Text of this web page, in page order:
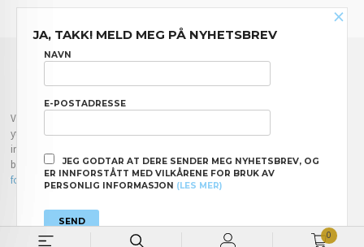
0
FRAKT
NYHETSBREV
Vår nettbutikk bruker cookies slik at du får en bedre kjøpsopplevelse og vi kan
yte deg bedre service. Vi bruker cookies hovedsaklig til å lagre
innloggingsdetaljer og huske hva du har puttet i handlekurven din. Fortsett å
bruke siden som normalt om du godtar dette.Les merellerendre innstillinger
for cookies.
×
JA, TAKK! MELD MEG PÅ NYHETSBREV
NAVN
E-POSTADRESSE
JEG GODTAR AT DERE SENDER MEG NYHETSBREV, OG
ER INNFORSTÅTT MED VILKÅRENE FOR BRUK AV
PERSONLIG INFORMASJON (LES MER)